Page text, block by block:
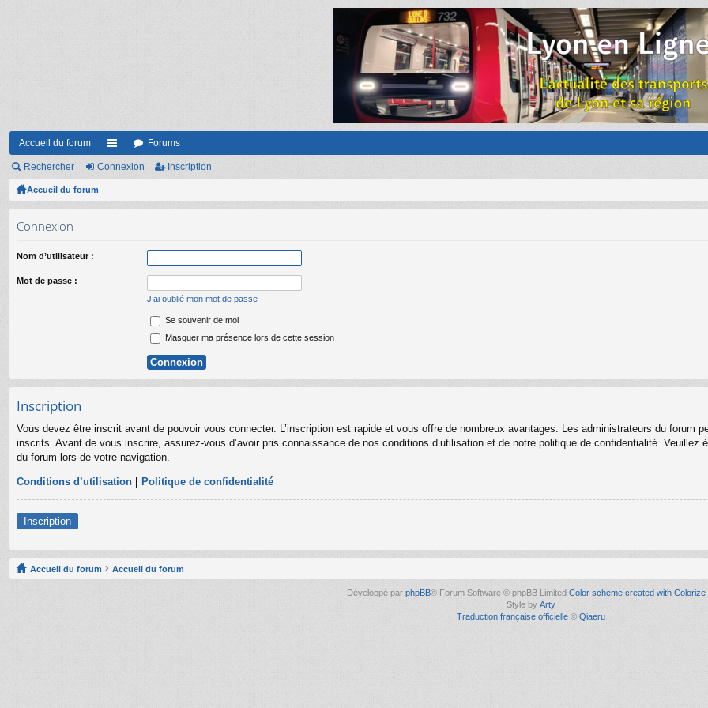
Accueil du forum
ac
Forums
Rechercher Connexion Inscription
Accueil du forum
Connexion
Nom d’utilisateur :
Mot de passe :
J’ai oublié mon mot de passe
Se souvenir de moi
Masquer ma présence lors de cette session
Inscription
Vous devez être inscrit avant de pouvoir vous connecter. L’inscription est rapide et vous offre de nombreux avantages. Les administrateurs du forum
inscrits. Avant de vous inscrire, assurez-vous d’avoir pris connaissance de nos conditions d’utilisation et de notre politique de confidentialité.
du forum lors de votre navigation.
Conditions d’utilisation | Politique de confidentialité
Inscription
Accueil du forum Accueil du forum
Développé par phpBB® Forum Software © phpBB Limited Color scheme created with Colorize
Style by Arty
Traduction française officielle © Qiaeru